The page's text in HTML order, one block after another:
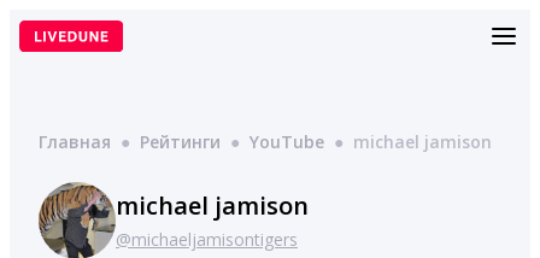
Перейти
Главная ● Рейтинги ● YouTube ● michael jamison
michael jamison
@michaeljamisontigers